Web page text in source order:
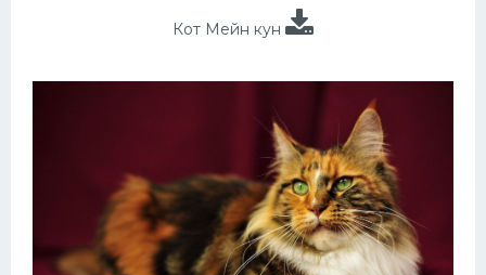
Кот Мейн кун